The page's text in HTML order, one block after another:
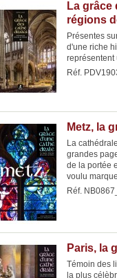
La grâce
régions
Présentes
d'une riche
représentent
Réf.
Metz, la
La
grandes
de la portée
voulu
Réf.
Paris, la
Témoin des
la plus